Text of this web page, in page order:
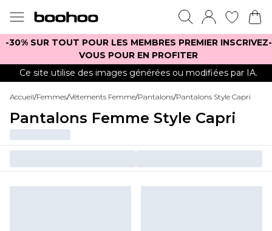
-30% SUR TOUT POUR LES MEMBRES PREMIER INSCRIVEZ-
VOUS POUR EN PROFITER
Ce site utilise des images générées ou modifiées par IA.
Accueil/Femmes/Vêtements Femme/Pantalons/Pantalons Style Capri
Pantalons Femme Style Capri